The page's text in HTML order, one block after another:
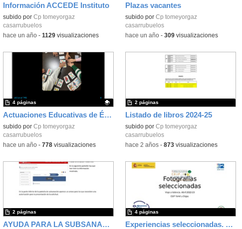
Información ACCEDE Instituto
subido por Cp tomeyorgaz
casarrubuelos
-hace un año- 1129visualizaciones
Plazas vacantes
subido por Cp tomeyorgaz
casarrubuelos
-hace un año- 309visualizaciones
Actuaciones Educativas de Éxito
Contenido educativo.
subido por Cp tomeyorgaz
casarrubuelos
4 páginas
-hace un año- 778visualizaciones
Listado de libros 2024-25
subido por Cp tomeyorgaz
casarrubuelos
2 páginas
-hace 2 años- 873visualizaciones
AYUDA PARA LA SUBSANACIÓN DE LAS BECAS DE COMEDOR 2023/24
2 páginas
Experiencias seleccionadas. Valencia
4 páginas